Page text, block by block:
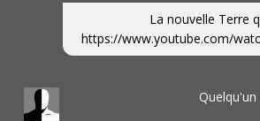
La nouvelle Terre
https://www.youtube.com/
Quelqu'un